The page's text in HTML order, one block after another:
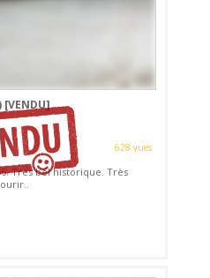
[VENDU]
628 vues
Très bel historique. Très